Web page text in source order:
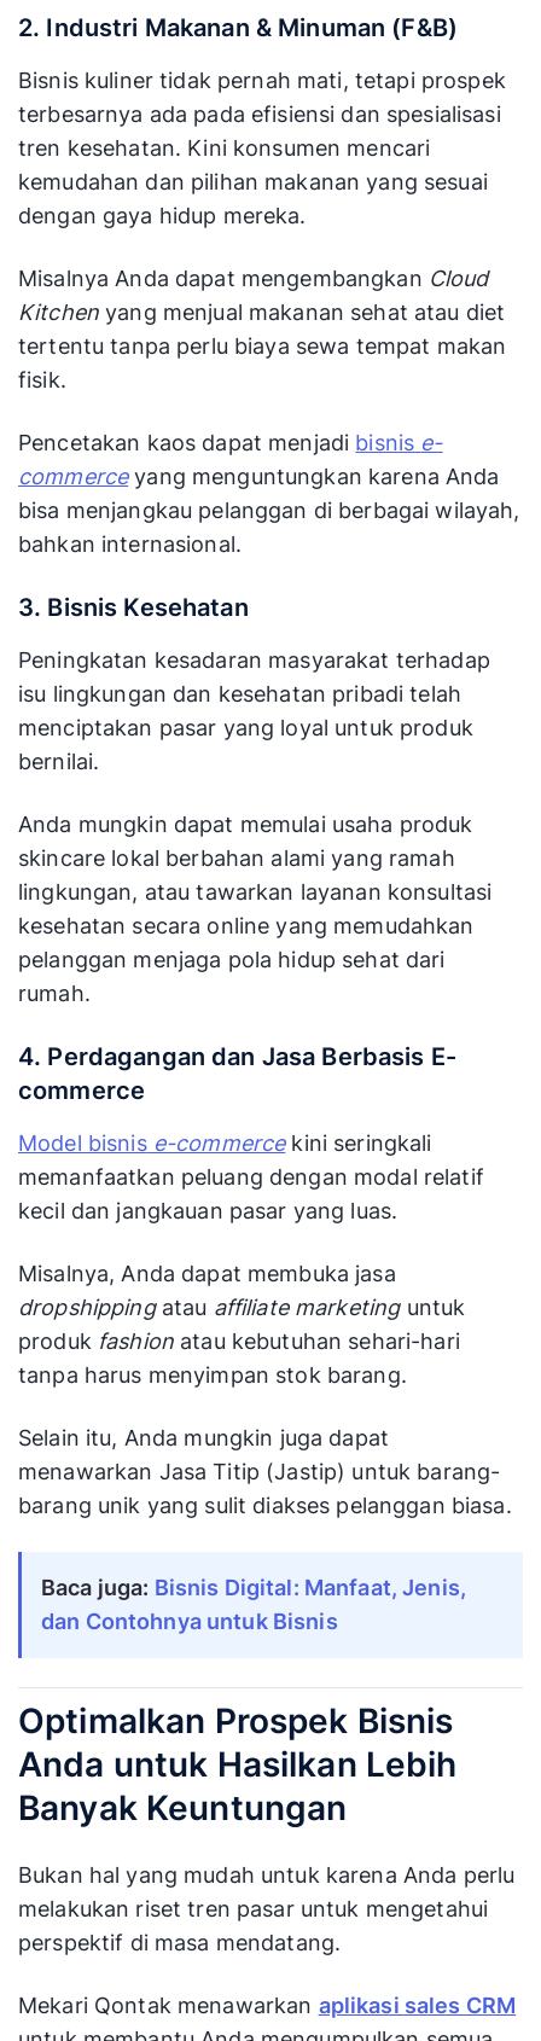
2. Industri Makanan & Minuman (F&B)
Bisnis kuliner tidak pernah mati, tetapi prospek
terbesarnya ada pada efisiensi dan spesialisasi
tren kesehatan. Kini konsumen mencari
kemudahan dan pilihan makanan yang sesuai
dengan gaya hidup mereka.
Misalnya Anda dapat mengembangkan Cloud
Kitchen yang menjual makanan sehat atau diet
tertentu tanpa perlu biaya sewa tempat makan
fisik.
Pencetakan kaos dapat menjadi bisnis e-
commerceyang menguntungkan karena Anda
bisa menjangkau pelanggan di berbagai wilayah,
bahkan internasional.
3. Bisnis Kesehatan
Peningkatan kesadaran masyarakat terhadap
isu lingkungan dan kesehatan pribadi telah
menciptakan pasar yang loyal untuk produk
bernilai.
Anda mungkin dapat memulai usaha produk
skincare lokal berbahan alami yang ramah
lingkungan, atau tawarkan layanan konsultasi
kesehatan secara online yang memudahkan
pelanggan menjaga pola hidup sehat dari
rumah.
4. Perdagangan dan Jasa Berbasis E-
commerce
Model bisnise-commercekini seringkali
memanfaatkan peluang dengan modal relatif
kecil dan jangkauan pasar yang luas.
Misalnya, Anda dapat membuka jasa
dropshippingatau affiliate marketinguntuk
produk fashion atau kebutuhan sehari-hari
tanpa harus menyimpan stok barang.
Selain itu, Anda mungkin juga dapat
menawarkan Jasa Titip (Jastip) untuk barang-
barang unik yang sulit diakses pelanggan biasa.
Baca juga: Bisnis Digital: Manfaat, Jenis,
dan Contohnya untuk Bisnis
Optimalkan Prospek Bisnis
Anda untuk Hasilkan Lebih
Banyak Keuntungan
Bukan hal yang mudah untuk karena Anda perlu
melakukan riset tren pasar untuk mengetahui
perspektif di masa mendatang.
Mekari Qontak menawarkan aplikasi sales CRM